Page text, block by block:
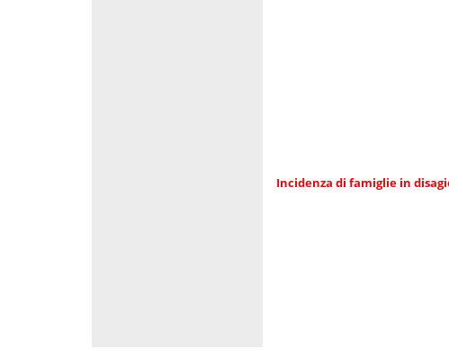
Incidenza di famiglie in